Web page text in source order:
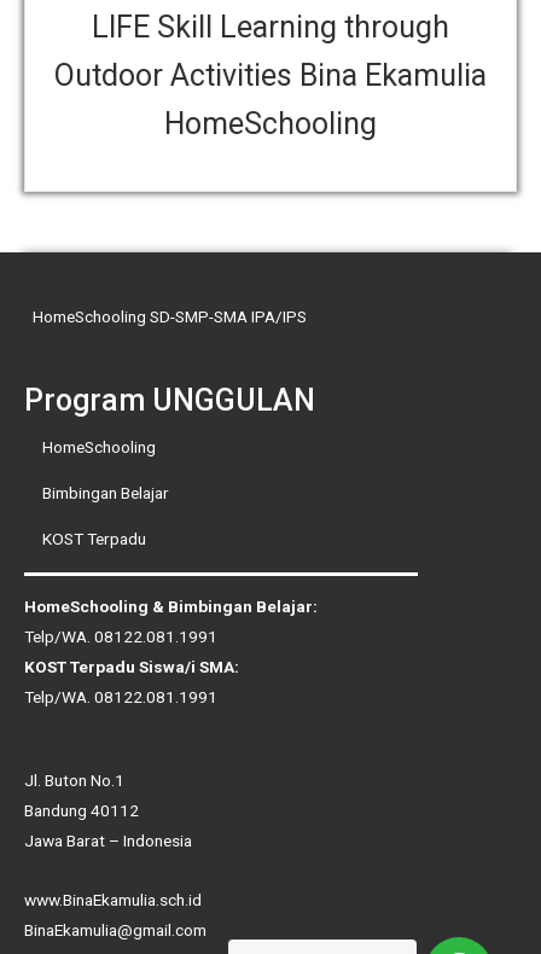
LIFE Skill Learning through
Outdoor Activities Bina Ekamulia
HomeSchooling
HomeSchooling SD-SMP-SMA IPA/IPS
Program UNGGULAN
HomeSchooling
Bimbingan Belajar
KOST Terpadu
HomeSchooling & Bimbingan Belajar:
Telp/WA. 08122.081.1991
KOST Terpadu Siswa/i SMA:
Telp/WA. 08122.081.1991
Jl. Buton No.1
Bandung 40112
Jawa Barat – Indonesia
www.BinaEkamulia.sch.id
BinaEkamulia@gmail.com